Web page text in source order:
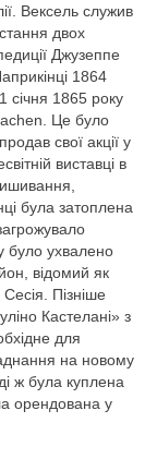
Вексель служив
двох
Джузеппе
1864
січня 1865 року
Це було
свої акції у
виставці в
була затоплена
було ухвалено
відомий як
Пізніше
Кастелані» з
для
на новому
ж була куплена
орендована у